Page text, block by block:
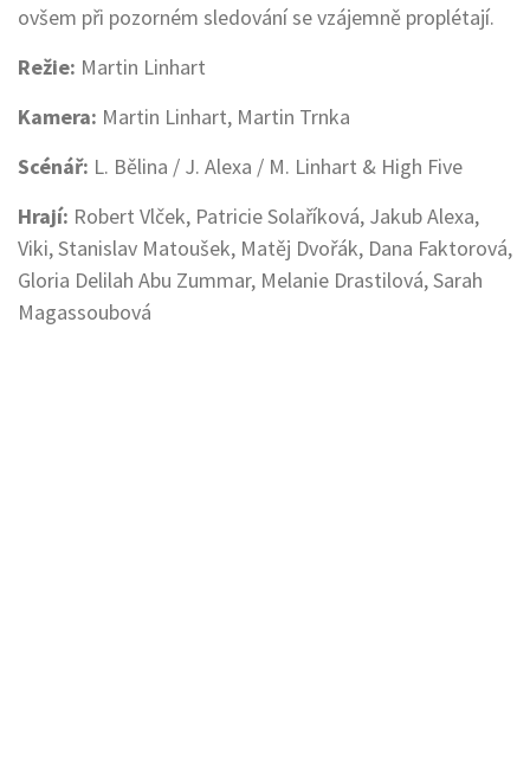
ovšem při pozorném sledování se vzájemně proplétají.
Režie: Martin Linhart
Kamera: Martin Linhart, Martin Trnka
Scénář: L. Bělina / J. Alexa / M. Linhart & High Five
Hrají: Robert Vlček, Patricie Solaříková, Jakub Alexa,
Viki, Stanislav Matoušek, Matěj Dvořák, Dana Faktorová,
Gloria Delilah Abu Zummar, Melanie Drastilová, Sarah
Magassoubová